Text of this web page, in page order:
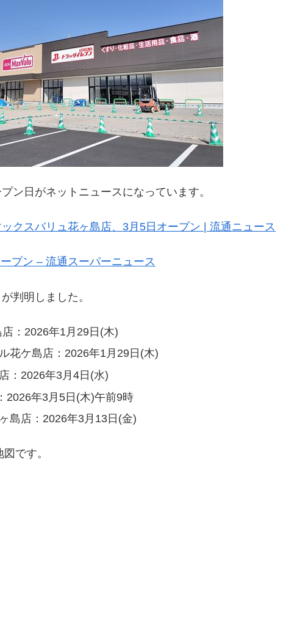
ン日がネットニュースになっています。
クスバリュ花ヶ島店、3月5日オープン | 流通ニュース
プン – 流通スーパーニュース
判明しました。
：2026年1月29日(木)
花ケ島店：2026年1月29日(木)
：2026年3月4日(水)
2026年3月5日(木)午前9時
島店：2026年3月13日(金)
です。